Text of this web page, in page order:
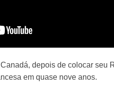
depois de colocar seu
em quase nove anos.